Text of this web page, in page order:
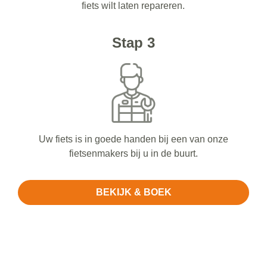
fiets wilt laten repareren.
Stap 3
Uw fiets is in goede handen bij een van onze
fietsenmakers bij u in de buurt.
BEKIJK & BOEK